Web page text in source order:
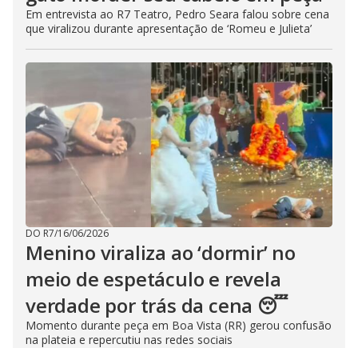
Em entrevista ao R7 Teatro, Pedro Seara falou sobre cena
que viralizou durante apresentação de ‘Romeu e Julieta’
DO R7/16/06/2026
Menino viraliza ao ‘dormir’ no
meio de espetáculo e revela
verdade por trás da cena 😴
Momento durante peça em Boa Vista (RR) gerou confusão
na plateia e repercutiu nas redes sociais